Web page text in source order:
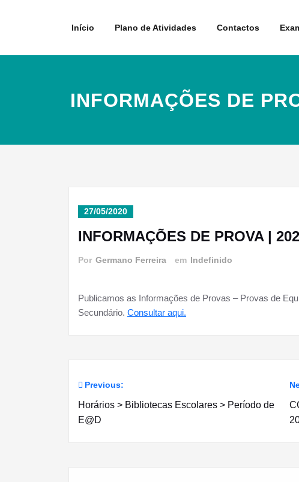
Início Plano de Atividades Contactos
INFORMAÇÕES DE
27/05/2020
INFORMAÇÕES DE PROVA |
Por Germano Ferreira em Indefinido
Publicamos as Informações de Provas – Provas de
Secundário. Consultar aqui.
Navegação
de
Previous:
Horários > Bibliotecas Escolares > Período de
E@D